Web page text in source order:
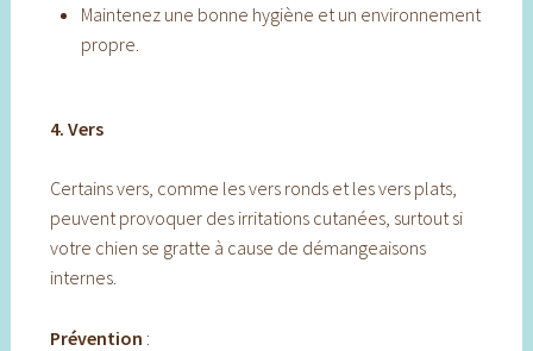
Maintenez une bonne hygiène et un environnement
propre.
4. Vers
Certains vers, comme les vers ronds et les vers plats,
peuvent provoquer des irritations cutanées, surtout si
votre chien se gratte à cause de démangeaisons
internes.
Prévention :